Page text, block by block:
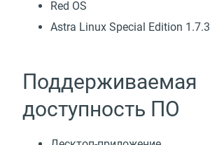
Red OS
Astra Linux Special Edition 1.7.3
Поддерживаемая
доступность ПО